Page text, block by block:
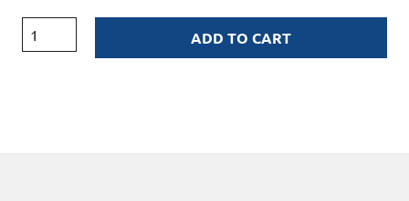
ADD TO CART